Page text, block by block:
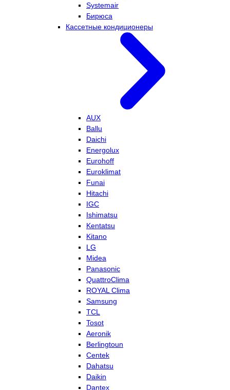
Systemair
Бирюса
Кассетные кондиционеры
AUX
Ballu
Daichi
Energolux
Eurohoff
Euroklimat
Funai
Hitachi
IGC
Ishimatsu
Kentatsu
Kitano
LG
Midea
Panasonic
QuattroClima
ROYAL Clima
Samsung
TCL
Tosot
Aeronik
Berlingtoun
Centek
Dahatsu
Daikin
Dantex